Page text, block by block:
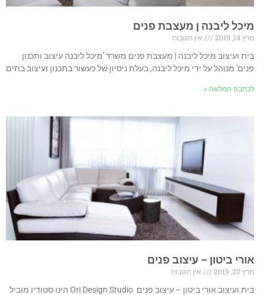
מיכל ליבנה ן מעצבת פנים
מרץ 14, 2019
אין תגובות
בית ועיצוב מיכל ליבנה | מעצבת פנים משרד 'מיכל ליבנה עיצוב ותכנון
פנים' מנוהל על ידי מיכל ליבנה, בעלת ניסיון של כעשור בתכנון ועיצוב בתים
לכתבה המלאה »
אורי ביטון – עיצוב פנים
מרץ 20, 2019
אין תגובות
בית ועיצוב אורי ביטון – עיצוב פנים Ori Design Studio הינו סטודיו מוביל